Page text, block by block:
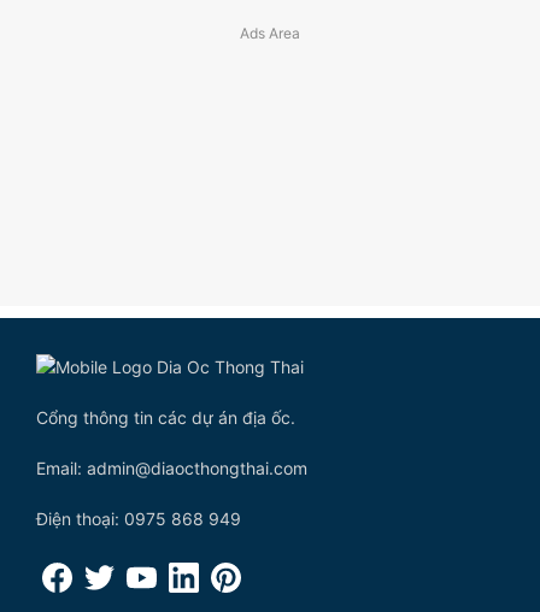
Cổng thông tin các dự án địa ốc.
Email: admin@diaocthongthai.com
Điện thoại: 0975 868 949